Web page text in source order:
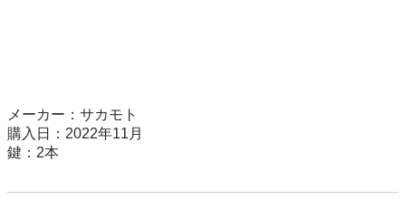
メーカー：サカモト
購入日：2022年11月
鍵：2本